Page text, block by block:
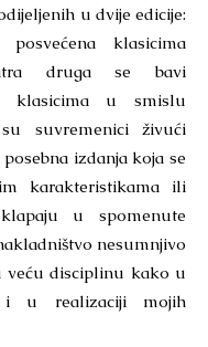
u dvije edicije:
klasicima
druga se bavi
klasicima u smislu
suvremenici živući
izdanja koja se
karakteristikama ili
u spomenute
nesumnjivo
veću disciplinu kako u
u realizaciji mojih